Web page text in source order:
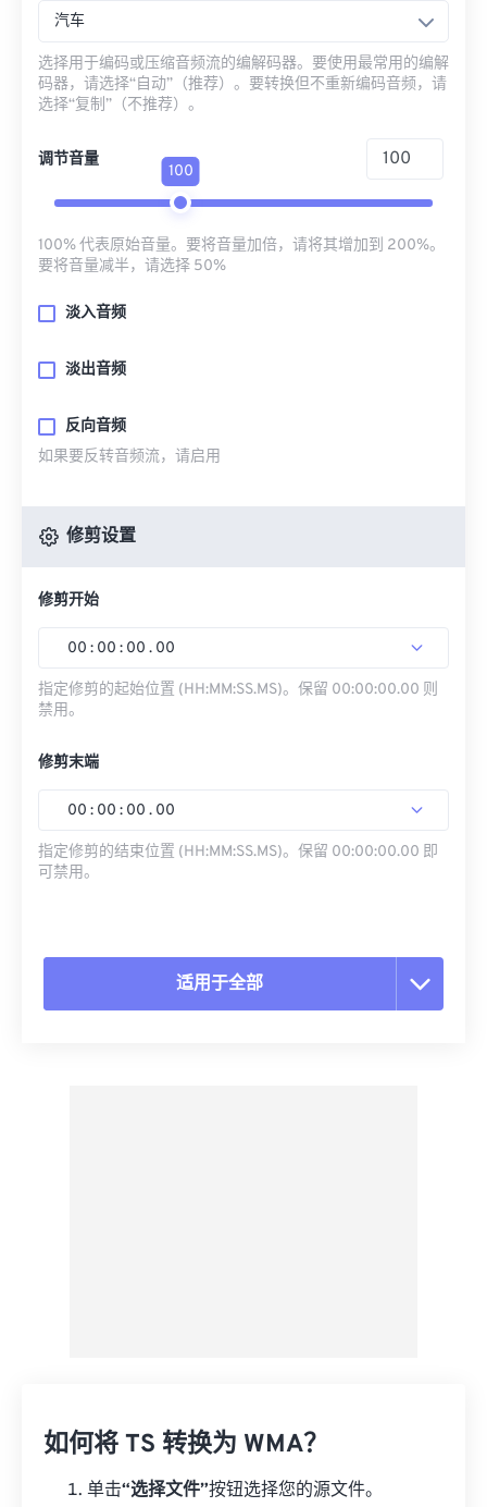
汽车
选择用于编码或压缩音频流的编解码器。要使用最常用的编解
码器，请选择“自动”（推荐）。要转换但不重新编码音频，请
选择“复制”（不推荐）。
调节音量
100
100% 代表原始音量。要将音量加倍，请将其增加到 200%。
要将音量减半，请选择 50%
淡入音频
淡出音频
反向音频
如果要反转音频流，请启用
修剪设置
修剪开始
00 : 00 : 00 . 00
指定修剪的起始位置 (HH:MM:SS.MS)。保留 00:00:00.00 则
禁用。
修剪末端
00 : 00 : 00 . 00
指定修剪的结束位置 (HH:MM:SS.MS)。保留 00:00:00.00 即
可禁用。
适用于全部
如何将 TS 转换为 WMA？
单击“选择文件”按钮选择您的源文件。